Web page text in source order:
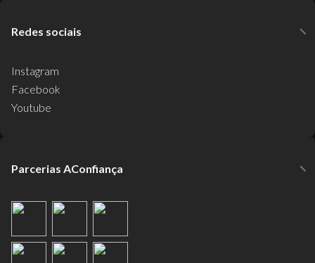
Redes sociais
Instagram
Facebook
Youtube
Parcerias AConfiança